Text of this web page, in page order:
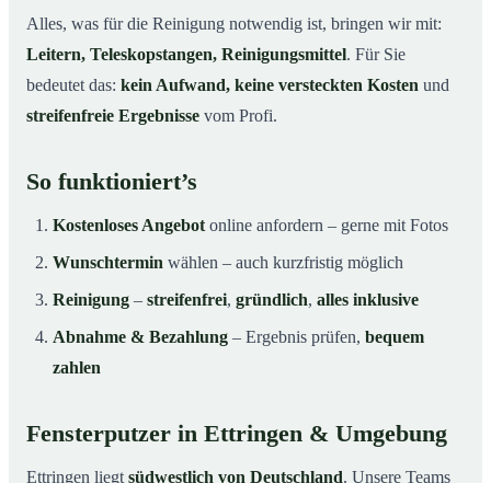
Alles, was für die Reinigung notwendig ist, bringen wir mit:
Leitern, Teleskopstangen, Reinigungsmittel. Für Sie
bedeutet das: kein Aufwand, keine versteckten Kosten und
streifenfreie Ergebnisse vom Profi.
So funktioniert’s
Kostenloses Angebot online anfordern – gerne mit Fotos
Wunschtermin wählen – auch kurzfristig möglich
Reinigung – streifenfrei, gründlich, alles inklusive
Abnahme & Bezahlung – Ergebnis prüfen, bequem
zahlen
Fensterputzer in Ettringen & Umgebung
Ettringen liegt südwestlich von Deutschland. Unsere Teams